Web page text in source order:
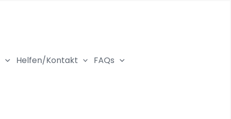
Helfen/Kontakt FAQs